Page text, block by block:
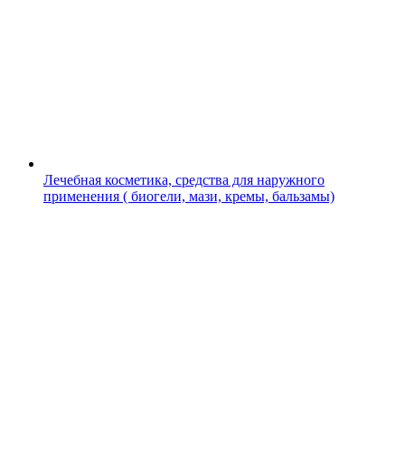
Лечебная косметика, средства для наружного
применения ( биогели, мази, кремы, бальзамы)